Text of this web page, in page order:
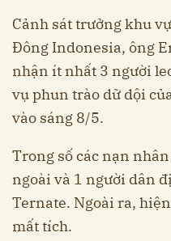
Cảnh sát trưởng khu
Đông Indonesia, ông
nhận ít nhất 3 người
vụ phun trào dữ dội
vào sáng 8/5.
Trong số các nạn
ngoài và 1 người dân
Ternate. Ngoài ra,
mất tích.